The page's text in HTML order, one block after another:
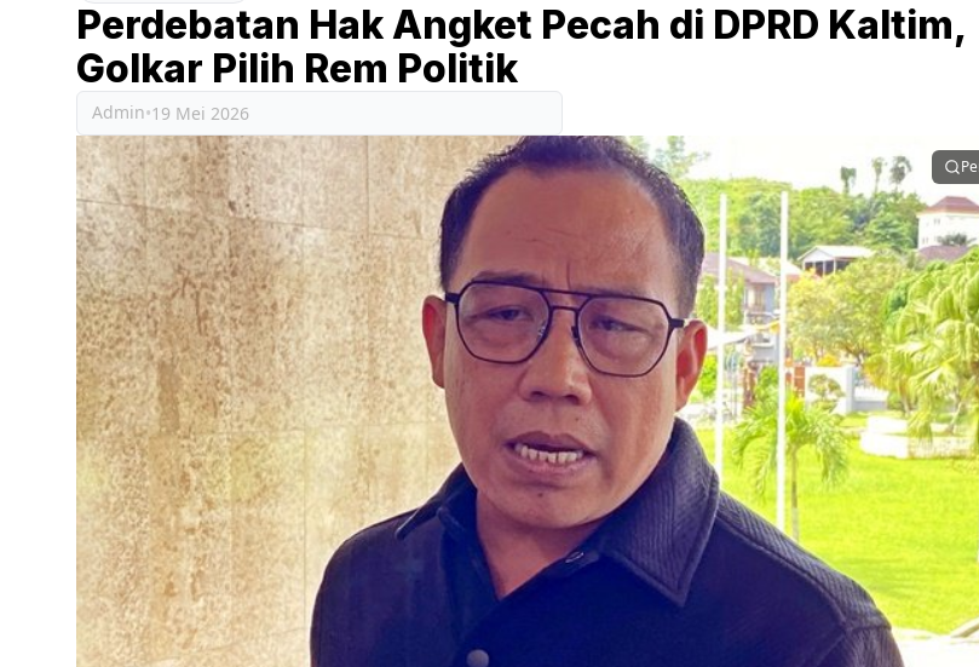
Perdebatan Hak Angket Pecah di DPRD Kaltim,
Golkar Pilih Rem Politik
Admin•19 Mei 2026